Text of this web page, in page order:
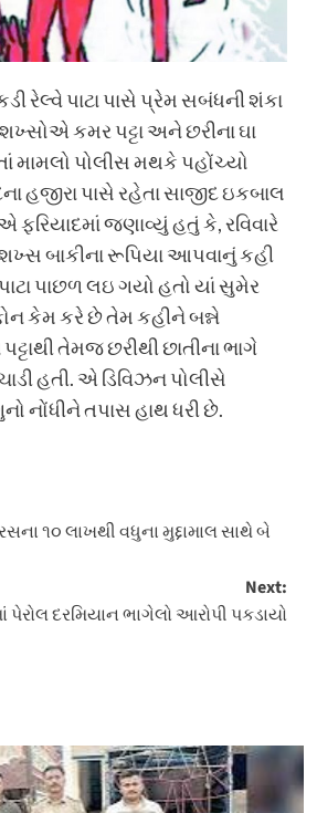
રેલ્વે પાટા પાસે પ્રેમ સબંધની શંકા
કમર પટ્ટા અને છરીના ઘા
મામલો પોલીસ મથકે પહોંચ્યો
હજીરા પાસે રહેતા સાજીદ ઇકબાલ
ફરિયાદમાં જણાવ્યું હતું કે, રવિવારે
બાકીના રૂપિયા આપવાનું કહી
પાછળ લઇ ગયો હતો યાં સુમેર
કેમ કરે છે તેમ કહીને બન્ને
તેમજ છરીથી છાતીના ભાગે
હતી. એ ડિવિઝન પોલીસે
નોંધીને તપાસ હાથ ધરી છે.
૧૦ લાખથી વધુના મુદ્દામાલ સાથે બે
Next:
પેરોલ દરમિયાન ભાગેલો આરોપી પકડાયો